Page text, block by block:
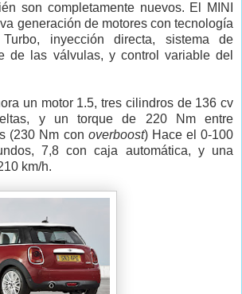
son completamente nuevos. El MINI
generación de motores con tecnología
inyección directa, sistema de
de las válvulas, y control variable del
un motor 1.5, tres cilindros de 136 cv
y un torque de 220 Nm entre
(230 Nm con overboost) Hace el 0-100
7,8 con caja automática, y una
km/h.